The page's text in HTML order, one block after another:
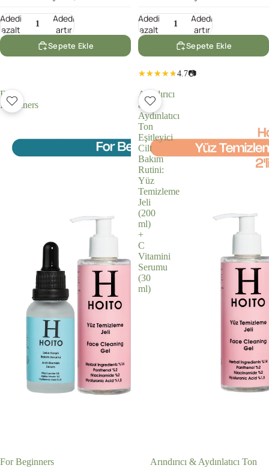
Adedi
azalt
Adedi
artır
Sepete Ekle
Adedi
azalt
Adedi
artır
Sepete Ekle
4.7📷
For
Beginners
For Beginners
Arındırıcı
&
Aydınlatıcı
Ton
Eşitleyici
Cilt
Bakım
Rutini:
Yüz
Temizleme
Jeli
(200
ml)
+
C
Vitamini
Serumu
(30
ml)
Arındırıcı & Aydınlatıcı Ton